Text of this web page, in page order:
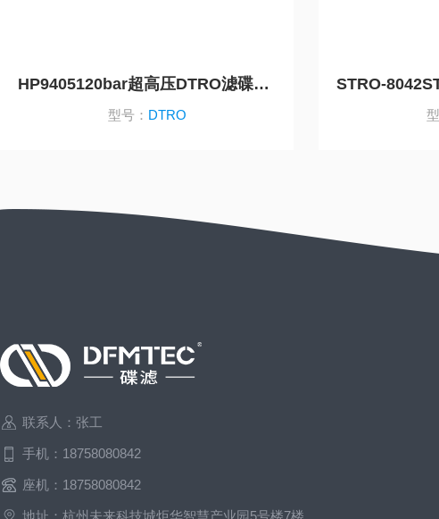
HP9405120bar超高压DTRO滤碟管式反渗透膜
型号： DTRO
联系人：张工
手机：18758080842
座机：18758080842
地址：杭州未来科技城炬华智慧产业园5号楼7楼